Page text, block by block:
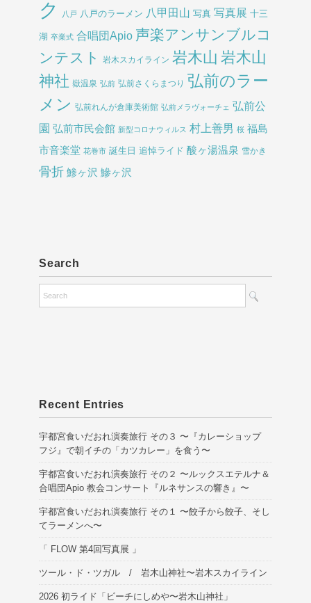
ク
八戸 八戸のラーメン 八甲田山 写真 写真展 十三
湖 卒業式 合唱団Apio 声楽アンサンブルコ
ンテスト
岩木スカイライン 岩木山 岩木山
神社 嶽温泉 弘前 弘前さくらまつり 弘前のラー
メン 弘前れんが倉庫美術館 弘前メラヴォーチェ 弘前公
園 弘前市民会館 新型コロナウィルス 村上善男 桜 福島
市音楽堂 花巻市 誕生日 追悼ライド 酸ヶ湯温泉 雪かき
骨折 鯵ヶ沢 鰺ヶ沢
Search
Recent Entries
宇都宮食いだおれ演奏旅行 その３ 〜『カレーショップ
フジ』で朝イチの「カツカレー」を食う〜
宇都宮食いだおれ演奏旅行 その２ 〜ルックスエテルナ＆
合唱団Apio 教会コンサート『ルネサンスの響き』〜
宇都宮食いだおれ演奏旅行 その１ 〜餃子から餃子、そし
てラーメンへ〜
「 FLOW 第4回写真展 」
ツール・ド・ツガル / 岩木山神社〜岩木スカイライン
2026 初ライド「ビーチにしめや〜岩木山神社」